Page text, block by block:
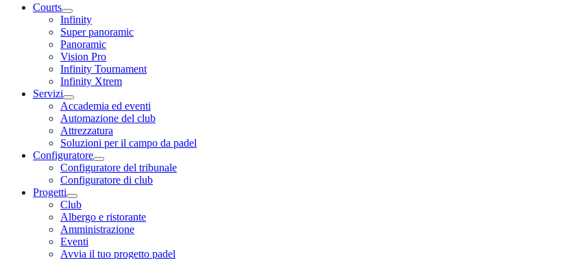
Courts
Infinity
Super panoramic
Panoramic
Vision Pro
Infinity Tournament
Infinity Xtrem
Servizi
Accademia ed eventi
Automazione del club
Attrezzatura
Soluzioni per il campo da padel
Configuratore
Configuratore del tribunale
Configuratore di club
Progetti
Club
Albergo e ristorante
Amministrazione
Eventi
Avvia il tuo progetto padel